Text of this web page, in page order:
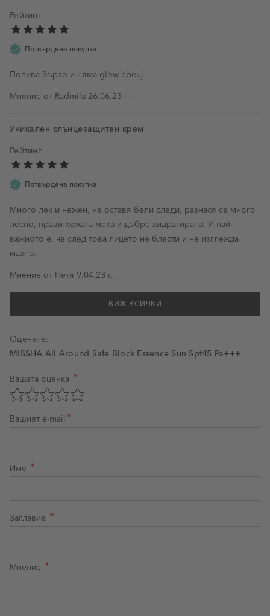
Рейтинг
Потвърдена покупка
Попива бързо и няма glow ebeuj
Мнение от Radmila 26 юни 2023 г.
26.06.23 г.
Уникален слънцезащитен крем
Рейтинг
Потвърдена покупка
Много лек и нежен, не оставя бели следи, разнася се много
лесно, прави кожата мека и добре хидратирана. И най-
важното е, че след това лицето не блести и не изглежда
мазно.
Мнение от Петя 9 април 2023 г.
9.04.23 г.
ВИЖ ВСИЧКИ
Оценете:
MISSHA All Around Safe Block Essence Sun Spf45 Pa+++
Оценка на продукт
Вашата оценка
Оценете с 1 звезда от 5
Оценете с 2 звезди от 5
Оценете с 3 звезди от 5
Оценете с 4 звезди от 5
Оценете с 5 звезди от 5
Вашият e-mail
Име
Заглавие
Мнение